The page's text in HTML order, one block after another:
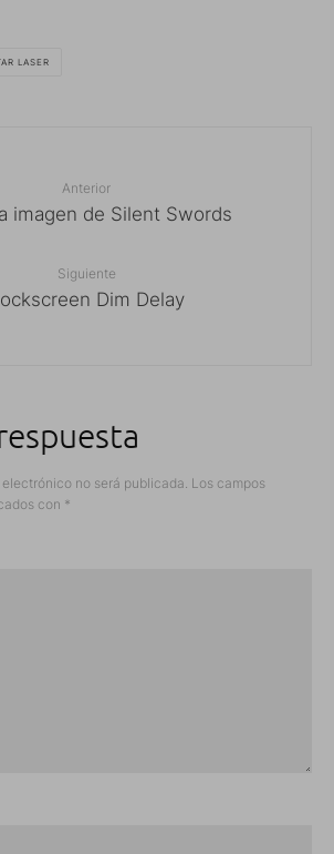
LASER
Anterior
imagen de Silent Swords
Siguiente
Dim Delay
no será publicada. Los campos
con *